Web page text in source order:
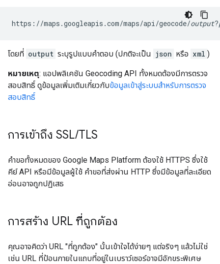
https://maps.googleapis.com/maps/api/geocode/output?
โดยที่ output ระบุรูปแบบคำตอบ (ปกติจะเป็น json หรือ xml )
หมายเหตุ: แอปพลิเคชัน Geocoding API ทั้งหมดต้องมีการตรวจ
สอบสิทธิ์ ดูข้อมูลเพิ่มเติมเกี่ยวกับข้อมูลเข้าสู่ระบบสำหรับการตรวจ
สอบสิทธิ์
การเข้าถึง SSL/TLS
คำขอทั้งหมดของ Google Maps Platform ต้องใช้ HTTPS ซึ่งใช้
คีย์ API หรือมีข้อมูลผู้ใช้ คำขอที่ส่งผ่าน HTTP ซึ่งมีข้อมูลที่ละเอียด
อ่อนอาจถูกปฏิเสธ
การสร้าง URL ที่ถูกต้อง
คุณอาจคิดว่า URL "ที่ถูกต้อง" นั้นเข้าใจได้ง่ายๆ แต่จริงๆ แล้วไม่ใช่
เช่น URL ที่ป้อนภายในแถบที่อยู่ในเบราว์เซอร์อาจมีอักขระพิเศษ